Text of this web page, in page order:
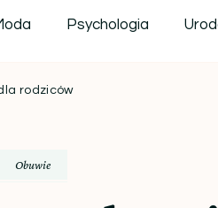
Psychologia
rodziców
Obuwie